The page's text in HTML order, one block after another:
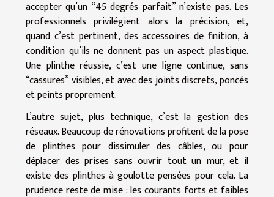
accepter qu’un “45 degrés parfait” n’existe pas. Les
professionnels privilégient alors la précision, et,
quand c’est pertinent, des accessoires de finition, à
condition qu’ils ne donnent pas un aspect plastique.
Une plinthe réussie, c’est une ligne continue, sans
“cassures” visibles, et avec des joints discrets, poncés
et peints proprement.
L’autre sujet, plus technique, c’est la gestion des
réseaux. Beaucoup de rénovations profitent de la pose
de plinthes pour dissimuler des câbles, ou pour
déplacer des prises sans ouvrir tout un mur, et il
existe des plinthes à goulotte pensées pour cela. La
prudence reste de mise : les courants forts et faibles